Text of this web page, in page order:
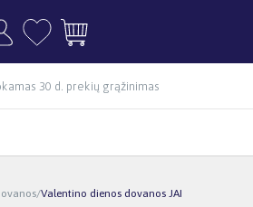
30 d. prekių grąžinimas
/Valentino dienos dovanos JAI